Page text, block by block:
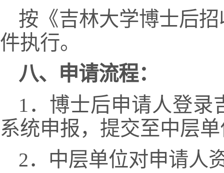
按《吉林大学博士后
件执行。
八、申请流程：
1．博士后申请人登录
系统申报，提交至中层
2．中层单位对申请人